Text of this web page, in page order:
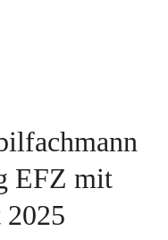
EFZ mit